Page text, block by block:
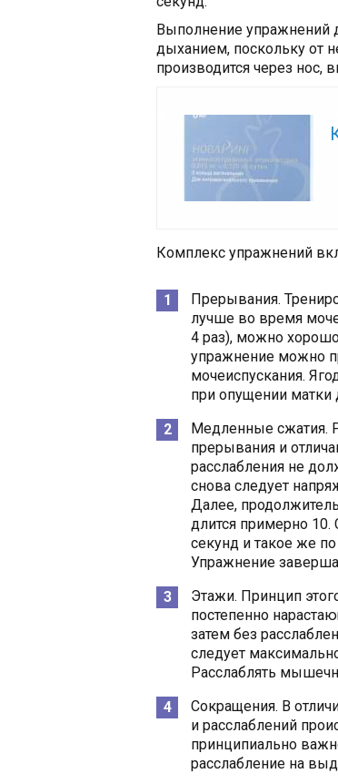
Выполнение упражнений
дыханием, поскольку от
производится через нос,
Комплекс упражнений
Прерывания.
лучше во время
4 раз), можно
упражнение можно
мочеиспускания.
при опущении матки
Медленные сжатия.
прерывания и
расслабления не
снова следует
Далее,
длится примерно
секунд и такое же
Упражнение
Этажи. Принцип
постепенно
затем без
следует
Расслаблять
Сокращения. В
и расслаблений
принципиально
расслабление на